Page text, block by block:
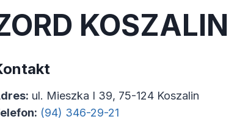
KOSZALIN
ul. Mieszka I 39, 75-124 Koszalin
(94) 346-29-21